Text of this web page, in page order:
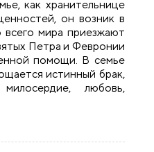
как хранительнице
он возник в
мира приезжают
Петра и Февронии
помощи. В семье
истинный брак,
любовь,
Гродненской центральной